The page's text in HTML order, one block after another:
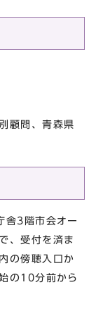
顧問、青森県
舎3階市会オー
、受付を済ま
の傍聴入口か
の10分前から